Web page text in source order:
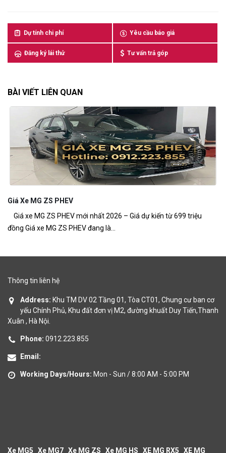
Dự tính chi phí Yêu cầu báo giá
Đăng ký lái thử Tư vấn trả góp
BÀI VIẾT LIÊN QUAN
Giá Xe MG ZS PHEV
Giá xe MG ZS PHEV mới nhất 2026 – Giá dự kiến từ 699 triệu
đồng Giá xe MG ZS PHEV đang là...
Thông tin liên hệ
Address: Khu TM DV 02 Tầng 01, Tòa CT01, Chung cư ban cơ
yếu Chính Phủ, Khu đất đơn vị M2, đường khuất Duy Tiến,Thanh
Xuân , Hà Nội.
Phone: 0912.223.855
Email:
Working Days/Hours: Mon - Sun / 8:00 AM - 5:00 PM
Xe MG5 Xe MG7 Xe MG ZS Xe MG HS XE MG RX5 XE MG